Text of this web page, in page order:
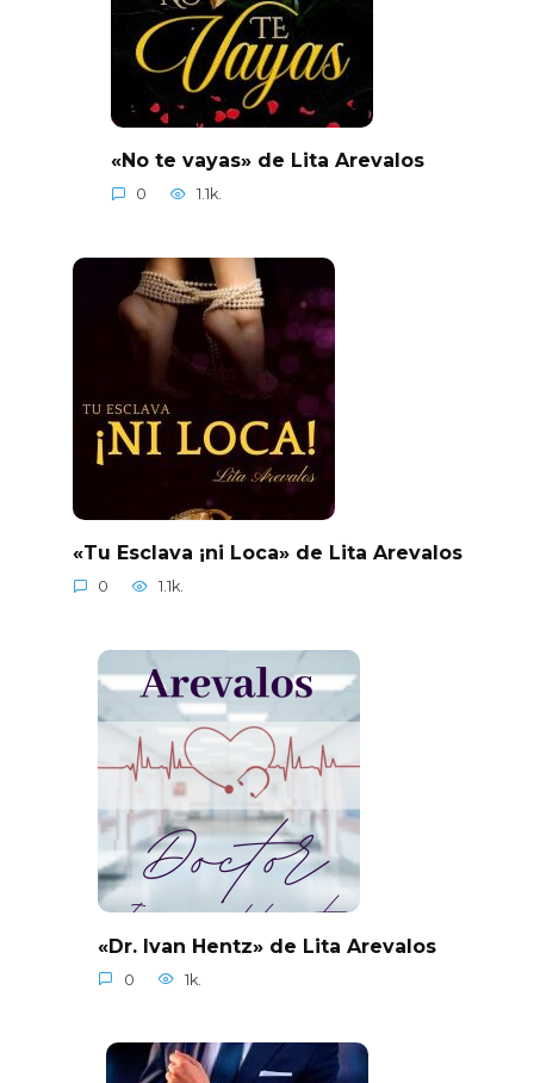
«No te vayas» de Lita Arevalos
0 1.1k.
«Tu Esclava ¡ni Loca» de Lita Arevalos
0 1.1k.
«Dr. Ivan Hentz» de Lita Arevalos
0 1k.